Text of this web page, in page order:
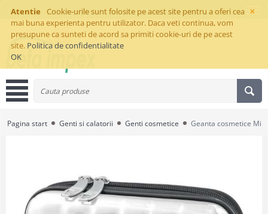
×
Atentie
Cookie-urile sunt folosite pe acest site pentru a oferi cea
mai buna experienta pentru utilizator. Daca veti continua, vom
presupune ca sunteti de acord sa primiti cookie-uri de pe acest
site. Politica de confidentialitate
OK
Pagina start Genti si calatorii Genti cosmetice Geanta cosmetice